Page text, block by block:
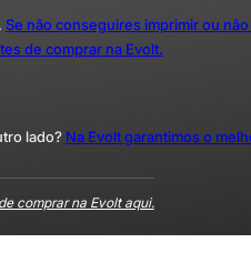
Se não conseguires imprimir ou
de comprar na Evolt.
lado? Na Evolt garantimos o
comprar na Evolt aqui.